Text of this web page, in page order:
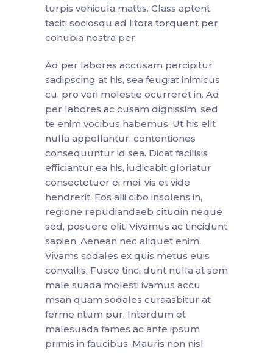
turpis vehicula mattis. Class aptent
taciti sociosqu ad litora torquent per
conubia nostra per.
Ad per labores accusam percipitur
sadipscing at his, sea feugiat inimicus
cu, pro veri molestie ocurreret in. Ad
per labores ac cusam dignissim, sed
te enim vocibus habemus. Ut his elit
nulla appellantur, contentiones
consequuntur id sea. Dicat facilisis
efficiantur ea his, iudicabit gloriatur
consectetuer ei mei, vis et vide
hendrerit. Eos alii cibo insolens in,
regione repudiandaeb citudin neque
sed, posuere elit. Vivamus ac tincidunt
sapien. Aenean nec aliquet enim.
Vivams sodales ex quis metus euis
convallis. Fusce tinci dunt nulla at sem
male suada molesti ivamus accu
msan quam sodales curaasbitur at
ferme ntum pur. Interdum et
malesuada fames ac ante ipsum
primis in faucibus. Mauris non nisl